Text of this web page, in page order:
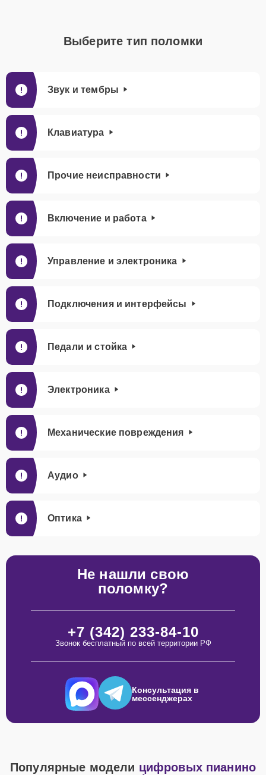
Выберите тип поломки
Звук и тембры
Клавиатура
Прочие неисправности
Включение и работа
Управление и электроника
Подключения и интерфейсы
Педали и стойка
Электроника
Механические повреждения
Аудио
Оптика
Не нашли свою
поломку?
+7 (342) 233-84-10
Звонок бесплатный по всей территории РФ
Консультация в
мессенджерах
Популярные модели цифровых пианино